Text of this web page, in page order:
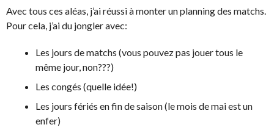
Avec tous ces aléas, j’ai réussi à monter un planning des matchs.
Pour cela, j’ai du jongler avec:
Les jours de matchs (vous pouvez pas jouer tous le
même jour, non???)
Les congés (quelle idée!)
Les jours fériés en fin de saison (le mois de mai est un
enfer)